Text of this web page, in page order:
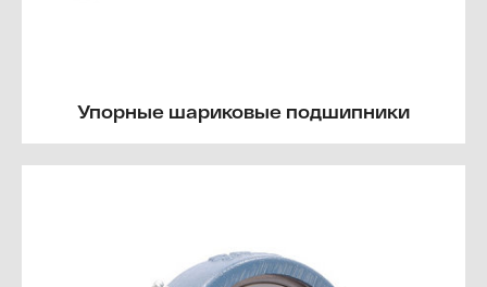
Упорные шариковые подшипники